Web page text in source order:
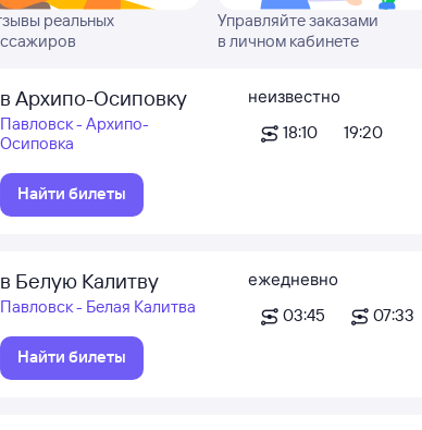
реальных
Управляйте заказами
в личном кабинете
в Архипо-Осиповку
Павловск - Архипо-
Осиповка
Найти билеты
неизвестно
18:10
19:20
в Белую Калитву
Павловск - Белая Калитва
Найти билеты
ежедневно
03:45
07:33